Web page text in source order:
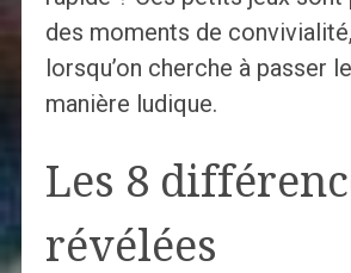
des moments de
lorsqu’on cherche à passer
manière ludique.
Les 8
révélées